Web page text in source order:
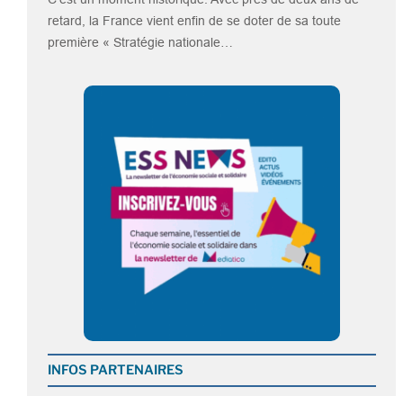
retard, la France vient enfin de se doter de sa toute
première « Stratégie nationale…
INFOS PARTENAIRES